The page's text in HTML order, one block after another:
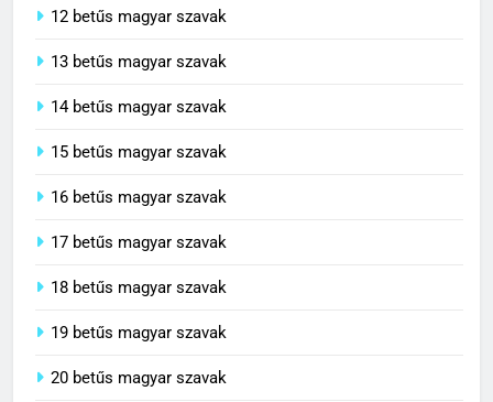
12 betűs magyar szavak
13 betűs magyar szavak
14 betűs magyar szavak
15 betűs magyar szavak
16 betűs magyar szavak
17 betűs magyar szavak
18 betűs magyar szavak
19 betűs magyar szavak
20 betűs magyar szavak